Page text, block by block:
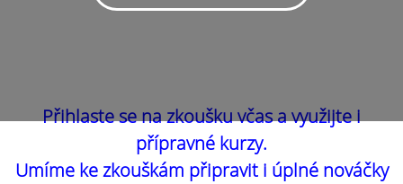
Přihlaste se na zkoušku včas a využijte i
přípravné kurzy.
Umíme ke zkouškám připravit i úplné nováčky